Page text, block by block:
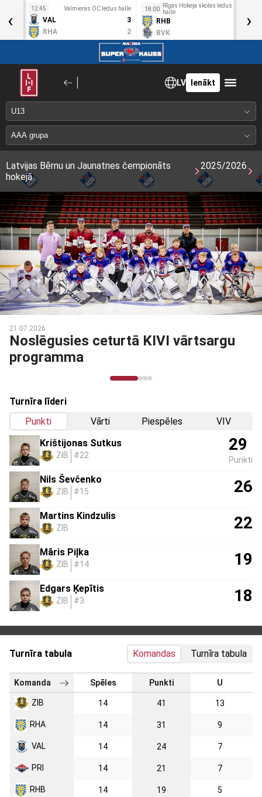
12:45 Valmieras OC ledus halle
VAL
3
RHA
2
18:00
Rīgas Hokeja skolas ledus
halle
RHB
BVK
‹ ›
LV Ienākt
Latvijas Bērnu un Jaunatnes čempionāts
hokejā
2025/2026
03.03.2026
Noslēdzies Talantu Izcilības
programmas otrais posms
Turnīra līderi
Punkti
Vārti Piespēles
VIV
Krištijonas Sutkus
ZIB #22
29
Punkti
Nils Ševčenko
ZIB #15 26
Martins Kindzulis
ZIB 22
Māris Piļka
ZIB #14 19
Edgars Ķepītis
ZIB #3 18
Turnīra tabula Komandas Turnīra tabula
Komanda Spēles Punkti U
ZIB 14 41 13
RHA 14 31 9
VAL 14 24 7
PRI 14 21 7
RHB 14 19 5